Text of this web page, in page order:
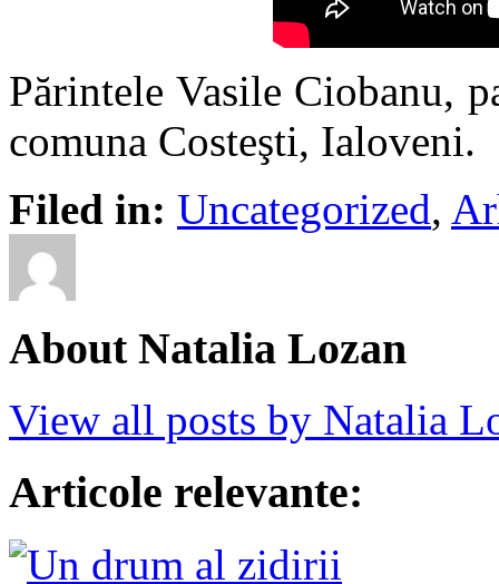
Părintele Vasile Ciobanu,
comuna Costeşti, Ialoveni.
Filed in: Uncategorized,
About Natalia Lozan
View all posts by Natalia
Articole relevante: